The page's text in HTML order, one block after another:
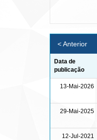
< Anterior
Data de
publicação
13-Mai-2026
29-Mai-2025
12-Jul-2021